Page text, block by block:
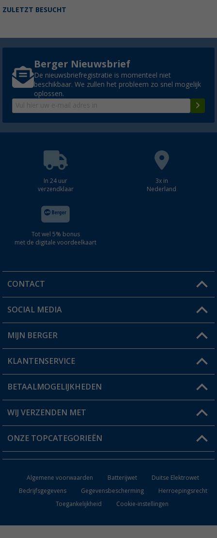
ZULETZT BESUCHT
Berger Nieuwsbrief
De nieuwsbriefregistratie is momenteel niet
beschikbaar. We zullen het probleem zo snel mogelijk
oplossen.
In 24 uur
verzendklaar
3x in
Nederland
Tot wel 5% bonus
met de digitale voordeelkaart
CONTACT
Een vraag?
Winkel vinden
SOCIAL MEDIA
MIJN BERGER
Mijn account
Status bestelling
Verlanglijstje
KLANTENSERVICE
FAQ & Contact
Verzendinformatie
Catalogus
BETAALMOGELIJKHEDEN
WIJ VERZENDEN MET
ONZE TOPCATEGORIEËN
Campingmeubilair
Campingtoiletten
Algemene voorwaarden Batterijwet
Duitse Elektrowet
Bedrijfsgegevens
Gegevensbescherming
Herroepingsrecht
Toegankelijkheid
Cookie-instellingen